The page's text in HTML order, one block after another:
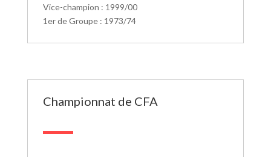
Vice-champion : 1999/00
1er de Groupe : 1973/74
Championnat de CFA